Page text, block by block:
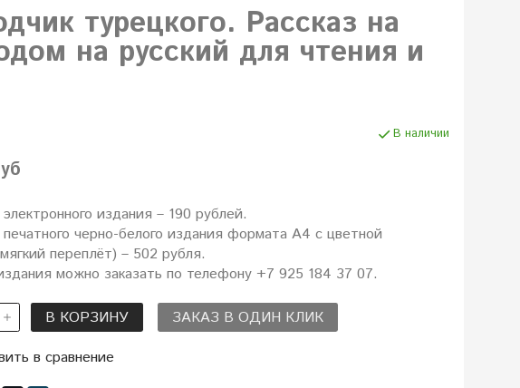
турецкого. Рассказ на
на русский для чтения и
В наличии
издания – 190 рублей.
черно-белого издания формата А4 с цветной
переплёт) – 502 рубля.
можно заказать по телефону +7 925 184 37 07.
В КОРЗИНУ
ЗАКАЗ В ОДИН КЛИК
в сравнение